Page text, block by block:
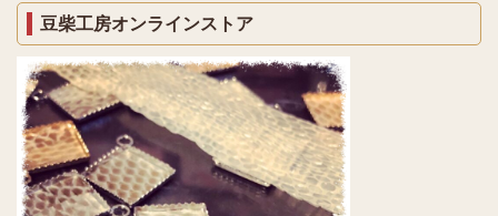
豆柴工房オンラインストア